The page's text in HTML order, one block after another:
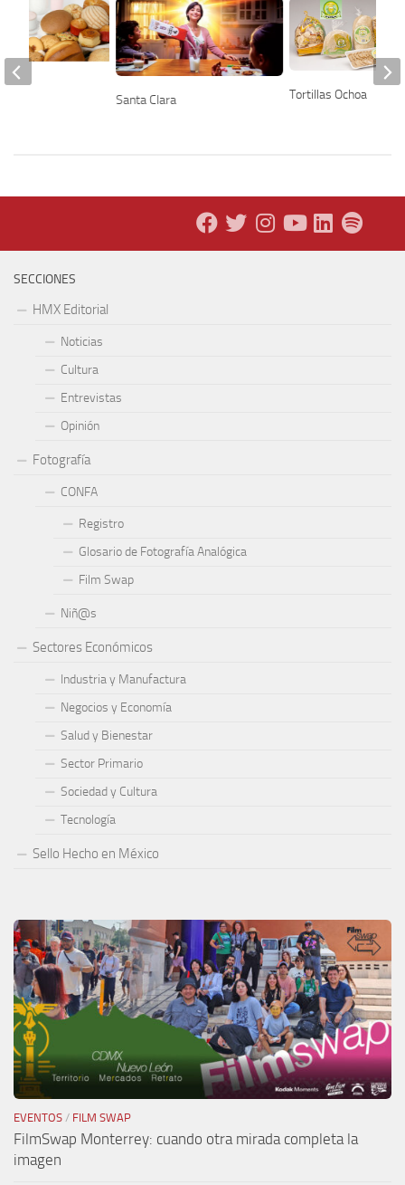
Santa Clara Tortillas Ochoa
SECCIONES
HMX Editorial
Noticias
Cultura
Entrevistas
Opinión
Fotografía
CONFA
Registro
Glosario de Fotografía Analógica
Film Swap
Niñ@s
Sectores Económicos
Industria y Manufactura
Negocios y Economía
Salud y Bienestar
Sector Primario
Sociedad y Cultura
Tecnología
Sello Hecho en México
EVENTOS / FILM SWAP
FilmSwap Monterrey: cuando otra mirada completa la
imagen